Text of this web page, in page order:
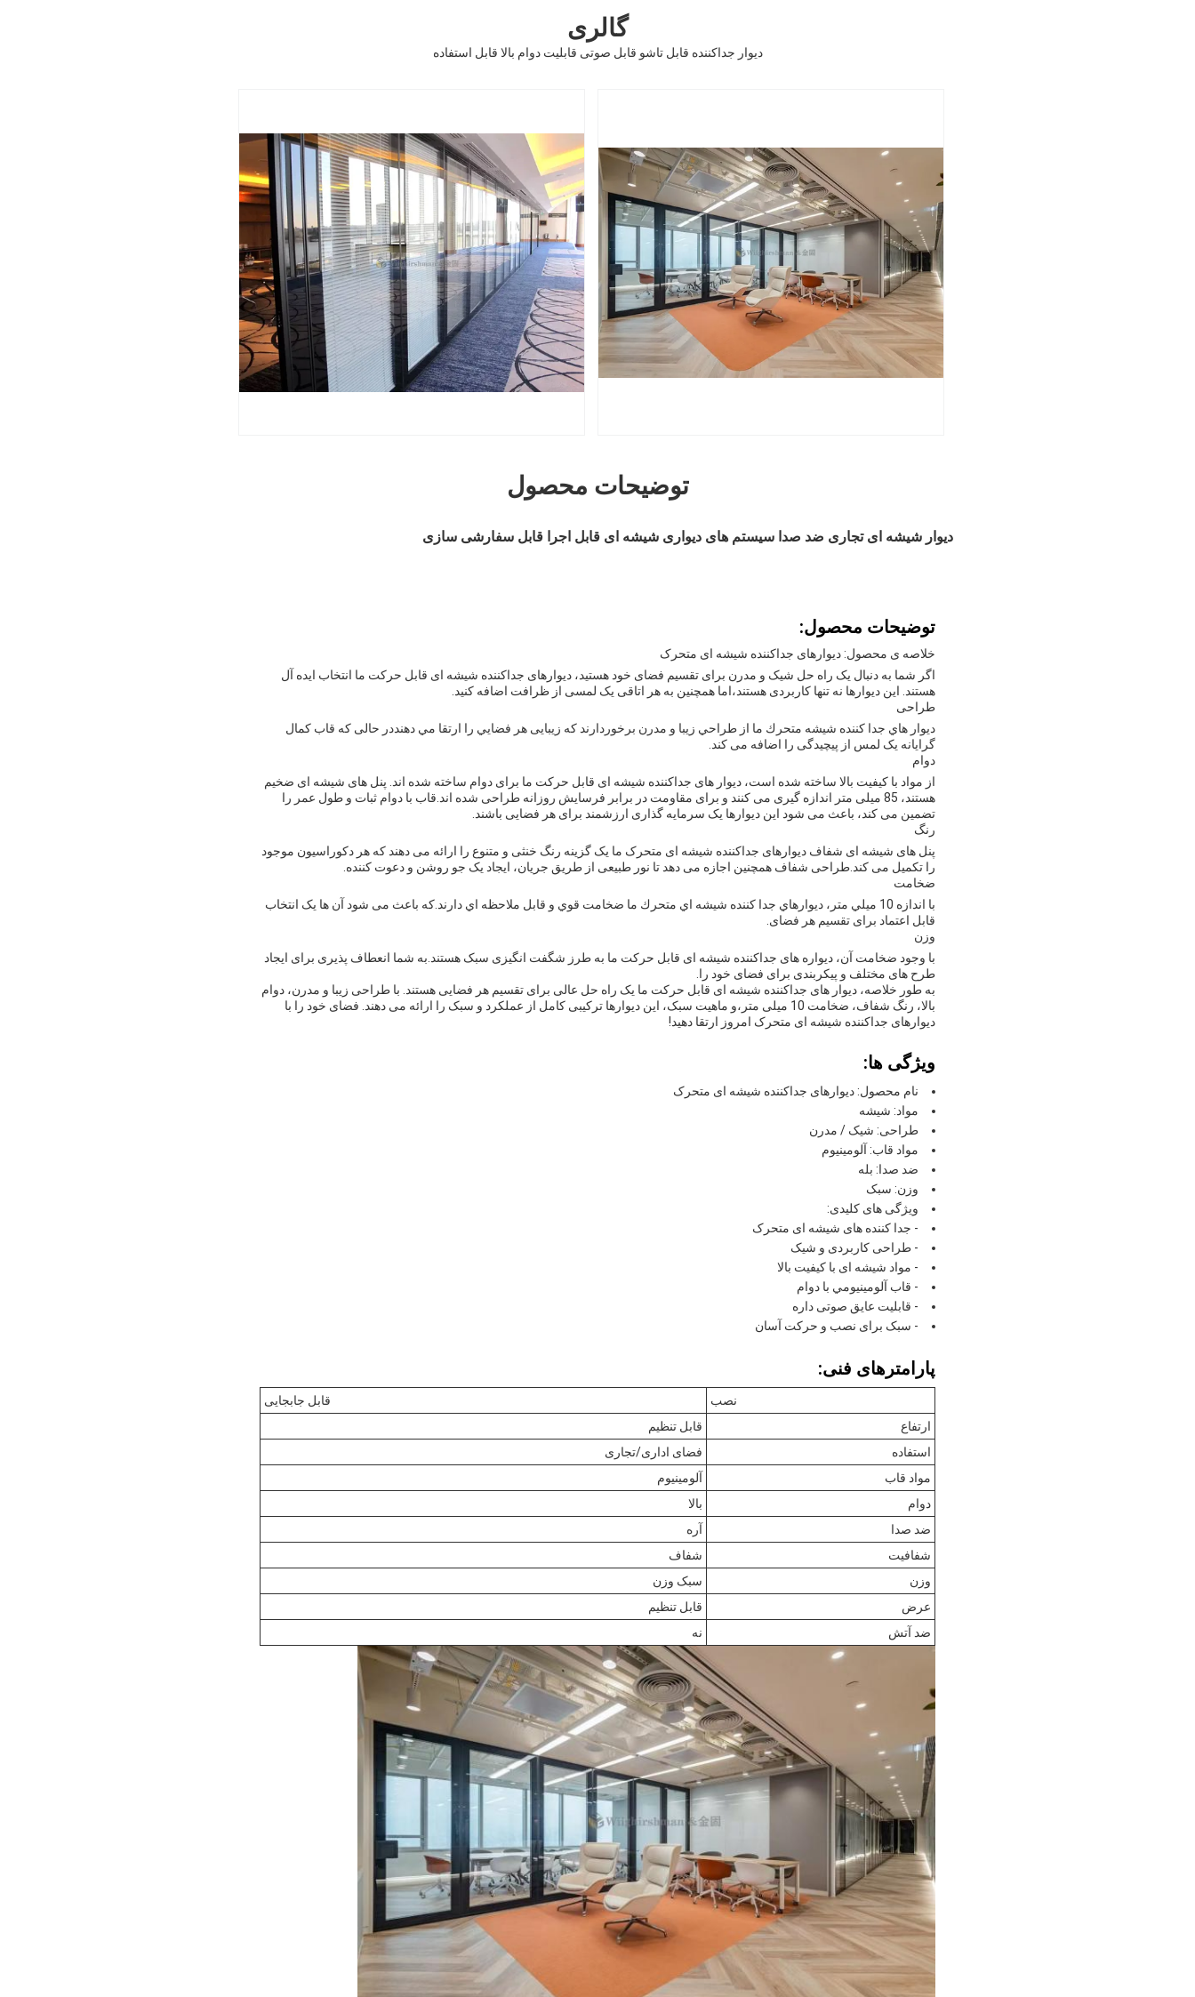
گالری
دیوار جداکننده قابل تاشو قابل صوتی قابلیت دوام بالا قابل استفاده
توضیحات محصول
دیوار شیشه ای تجاری ضد صدا سیستم های دیواری شیشه ای قابل اجرا قابل سفارشی سازی
توضیحات محصول:
خلاصه ی محصول: دیوارهای جداکننده شیشه ای متحرک
اگر شما به دنبال یک راه حل شیک و مدرن برای تقسیم فضای خود هستید، دیوارهای جداکننده شیشه ای قابل حرکت ما انتخاب ایده آل
هستند. این دیوارها نه تنها کاربردی هستند،اما همچنین به هر اتاقی یک لمسی از ظرافت اضافه کنید.
طراحی
ديوار هاي جدا کننده شيشه متحرك ما از طراحي زيبا و مدرن برخوردارند که زیبایی هر فضايي را ارتقا مي دهنددر حالی که قاب کمال
گرایانه یک لمس از پیچیدگی را اضافه می کند.
دوام
از مواد با کیفیت بالا ساخته شده است، دیوار های جداکننده شیشه ای قابل حرکت ما برای دوام ساخته شده اند. پنل های شیشه ای ضخیم
هستند، 85 میلی متر اندازه گیری می کنند و برای مقاومت در برابر فرسایش روزانه طراحی شده اند.قاب با دوام ثبات و طول عمر را
تضمین می کند، باعث می شود این دیوارها یک سرمایه گذاری ارزشمند برای هر فضایی باشند.
رنگ
پنل های شیشه ای شفاف دیوارهای جداکننده شیشه ای متحرک ما یک گزینه رنگ خنثی و متنوع را ارائه می دهند که هر دکوراسیون موجود
را تکمیل می کند.طراحی شفاف همچنین اجازه می دهد تا نور طبیعی از طریق جریان، ایجاد یک جو روشن و دعوت کننده.
ضخامت
با اندازه 10 ميلي متر، ديوارهاي جدا کننده شيشه اي متحرك ما ضخامت قوي و قابل ملاحظه اي دارند.که باعث می شود آن ها یک انتخاب
قابل اعتماد برای تقسیم هر فضای.
وزن
با وجود ضخامت آن، دیواره های جداکننده شیشه ای قابل حرکت ما به طرز شگفت انگیزی سبک هستند.به شما انعطاف پذیری برای ایجاد
طرح های مختلف و پیکربندی برای فضای خود را.
به طور خلاصه، دیوار های جداکننده شیشه ای قابل حرکت ما یک راه حل عالی برای تقسیم هر فضایی هستند. با طراحی زیبا و مدرن، دوام
بالا، رنگ شفاف، ضخامت 10 میلی متر،و ماهيت سبک، این دیوارها ترکیبی کامل از عملکرد و سبک را ارائه می دهند. فضای خود را با
دیوارهای جداکننده شیشه ای متحرک امروز ارتقا دهید!
ویژگی ها:
نام محصول: دیوارهای جداکننده شیشه ای متحرک
مواد: شیشه
طراحی: شیک / مدرن
مواد قاب: آلومینیوم
ضد صدا: بله
وزن: سبک
ویژگی های کلیدی:
- جدا کننده های شیشه ای متحرک
- طراحی کاربردی و شیک
- مواد شیشه ای با کیفیت بالا
- قاب آلومينيومي با دوام
- قابلیت عایق صوتی داره
- سبک برای نصب و حرکت آسان
پارامترهای فنی:
نصب
قابل جابجایی
ارتفاع
قابل تنظیم
استفاده
فضای اداری/تجاری
مواد قاب
آلومینیوم
دوام
بالا
ضد صدا
آره
شفافیت
شفاف
وزن
سبک وزن
عرض
قابل تنظیم
ضد آتش
نه